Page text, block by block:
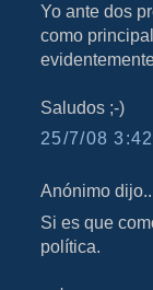
Yo ante dos
como
Saludos ;-)
25/7/08
Anónimo
Si es que
política.